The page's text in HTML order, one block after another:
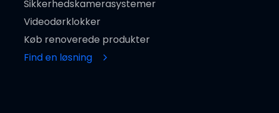
Sikkerhedskamerasystemer
Videodørklokker
Køb renoverede produkter
Find en løsning